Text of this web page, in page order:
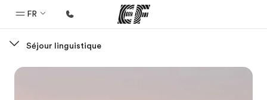
FR
Bienvenue chez EF
Séjour linguistique